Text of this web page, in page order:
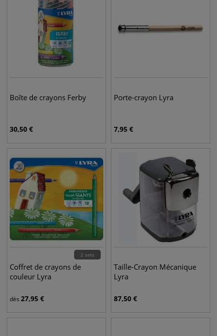
Boîte de crayons Ferby
30,50 €
Porte-crayon Lyra
7,95 €
2 sets
Coffret de crayons de
couleur Lyra
dès 27,95 €
Taille-Crayon Mécanique
Lyra
87,50 €